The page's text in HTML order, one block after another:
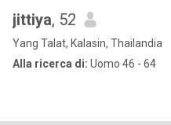
jittiya, 52
Yang Talat, Kalasin, Thailandia
Alla ricerca di: Uomo 46 - 64